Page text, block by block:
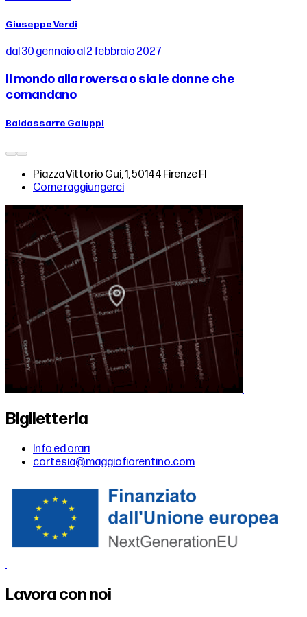
Giuseppe Verdi
dal 30 gennaio al 2 febbraio 2027
Il mondo alla roversa o sia le donne che
comandano
Baldassarre Galuppi
Piazza Vittorio Gui, 1, 50144 Firenze FI
Come raggiungerci
Biglietteria
Info ed orari
cortesia@maggiofiorentino.com
Lavora con noi